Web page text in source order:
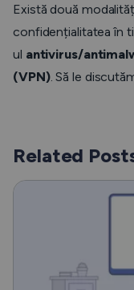
Există două
confidențialitatea în
ul antivirus/
(VPN). Să le
Related